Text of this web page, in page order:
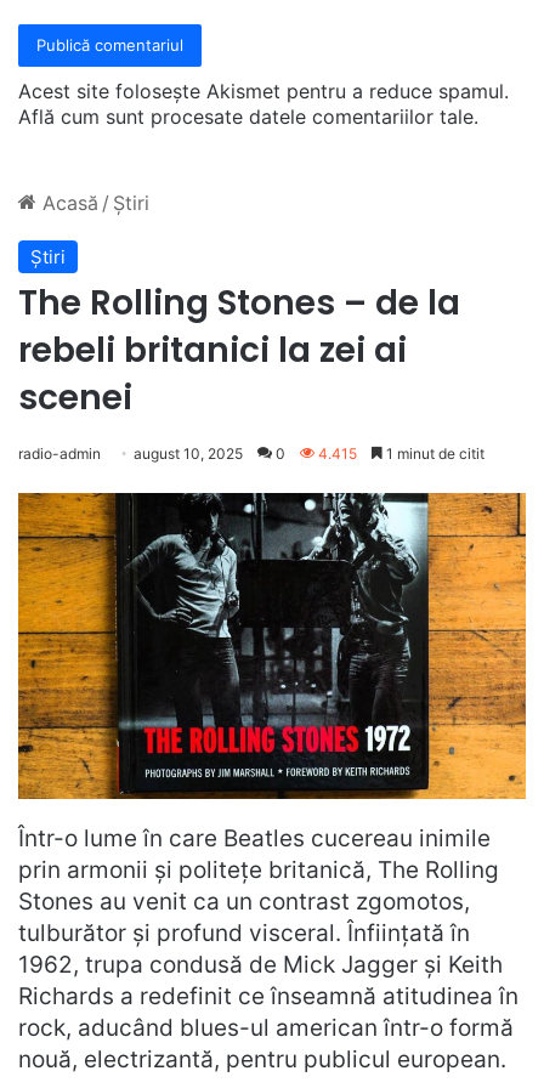
Acest site folosește Akismet pentru a reduce spamul.
Află cum sunt procesate datele comentariilor tale.